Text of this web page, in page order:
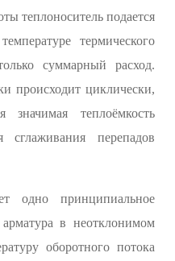
теплоноситель подается
термического
суммарный расход.
происходит циклически,
значимая теплоёмкость
перепадов
одно принципиальное
в неотклонимом
оборотного потока